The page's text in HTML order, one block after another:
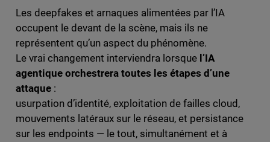
Les deepfakes et arnaques alimentées par l’IA
occupent le devant de la scène, mais ils ne
représentent qu’un aspect du phénomène.
Le vrai changement interviendra lorsque l’IA
agentique orchestrera toutes les étapes d’une
attaque:
usurpation d’identité, exploitation de failles cloud,
mouvements latéraux sur le réseau, et persistance
sur les endpoints — le tout, simultanément et à